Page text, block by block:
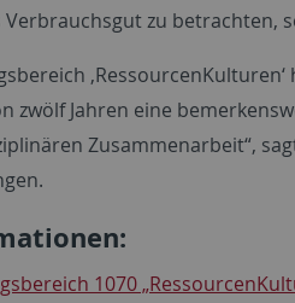
zu betrachten,
zwölf Jahren eine
Zusammenarbeit“,
1070